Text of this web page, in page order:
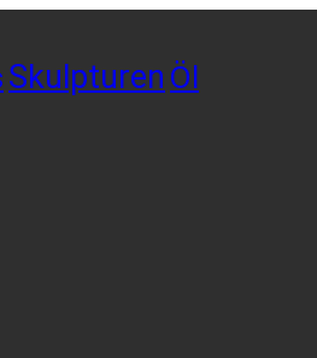
Skulpturen Öl